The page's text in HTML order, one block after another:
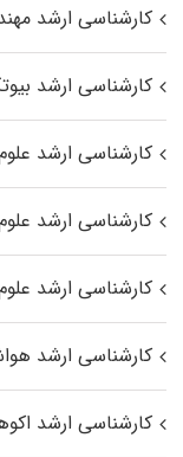
کارشناسی ارشد
کارشناسی ارشد
کارشناسی ارشد
کارشناسی ارشد
کارشناسی ارشد
کارشناسی ارشد
کارشناسی ارشد